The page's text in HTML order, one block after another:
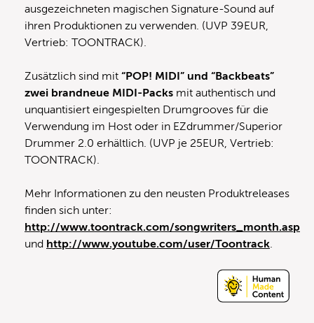
ausgezeichneten magischen Signature-Sound auf
ihren Produktionen zu verwenden. (UVP 39EUR,
Vertrieb: TOONTRACK).
Zusätzlich sind mit “POP! MIDI” und “Backbeats”
zwei brandneue MIDI-Packs mit authentisch und
unquantisiert eingespielten Drumgrooves für die
Verwendung im Host oder in EZdrummer/Superior
Drummer 2.0 erhältlich. (UVP je 25EUR, Vertrieb:
TOONTRACK).
Mehr Informationen zu den neusten Produktreleases
finden sich unter:
http://www.toontrack.com/songwriters_month.asp
und http://www.youtube.com/user/Toontrack.